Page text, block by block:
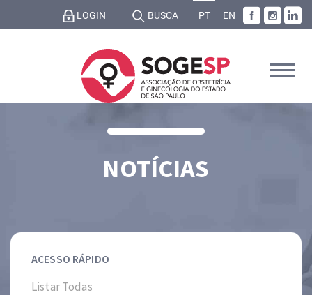
LOGIN BUSCA PT EN
NOTÍCIAS
ACESSO RÁPIDO
Listar Todas